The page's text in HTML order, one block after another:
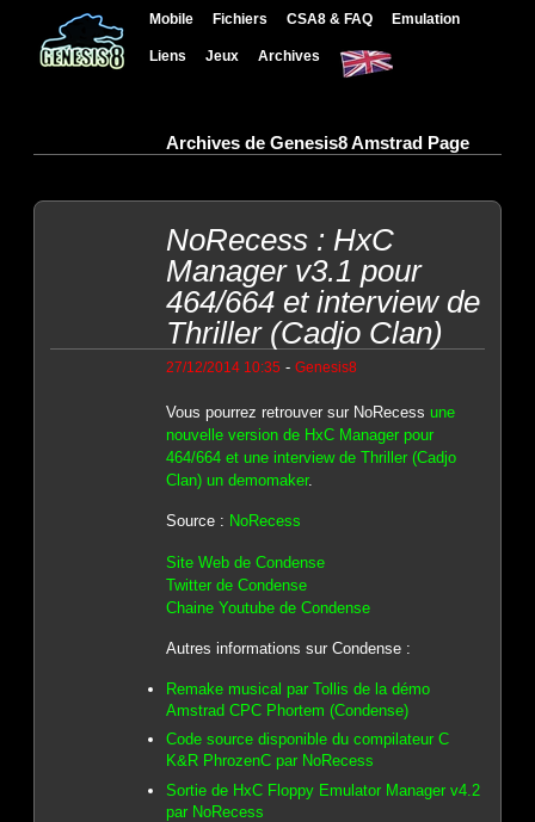
Mobile Fichiers CSA8 & FAQ Emulation
Liens Jeux Archives
Archives de Genesis8 Amstrad Page
NoRecess : HxC
Manager v3.1 pour
464/664 et interview de
Thriller (Cadjo Clan)
27/12/2014 10:35 - Genesis8
Vous pourrez retrouver sur NoRecess une
nouvelle version de HxC Manager pour
464/664 et une interview de Thriller (Cadjo
Clan) un demomaker.
Source : NoRecess
Site Web de Condense
Twitter de Condense
Chaine Youtube de Condense
Autres informations sur Condense :
Remake musical par Tollis de la démo
Amstrad CPC Phortem (Condense)
Code source disponible du compilateur C
K&R PhrozenC par NoRecess
Sortie de HxC Floppy Emulator Manager v4.2
par NoRecess